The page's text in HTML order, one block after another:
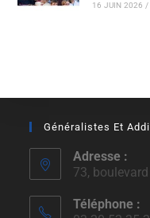
16 JUIN 2026 /
Généralistes Et
Adresse :
73,
Téléphone :